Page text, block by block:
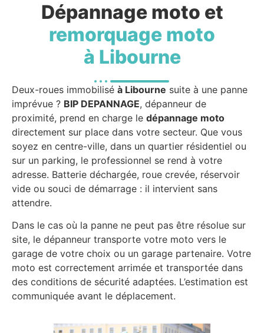
Dépannage moto et
remorquage moto
à Libourne
Deux-roues immobilisé à Libourne suite à une panne
imprévue ? BIP DEPANNAGE, dépanneur de
proximité, prend en charge le dépannage moto
directement sur place dans votre secteur. Que vous
soyez en centre-ville, dans un quartier résidentiel ou
sur un parking, le professionnel se rend à votre
adresse. Batterie déchargée, roue crevée, réservoir
vide ou souci de démarrage : il intervient sans
attendre.
Dans le cas où la panne ne peut pas être résolue sur
site, le dépanneur transporte votre moto vers le
garage de votre choix ou un garage partenaire. Votre
moto est correctement arrimée et transportée dans
des conditions de sécurité adaptées. L’estimation est
communiquée avant le déplacement.